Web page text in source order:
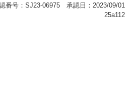
性別、保険契約者と被保険者の関
保険商品の内容、保険料、保険料
ーカーや走行距離などの情報、建